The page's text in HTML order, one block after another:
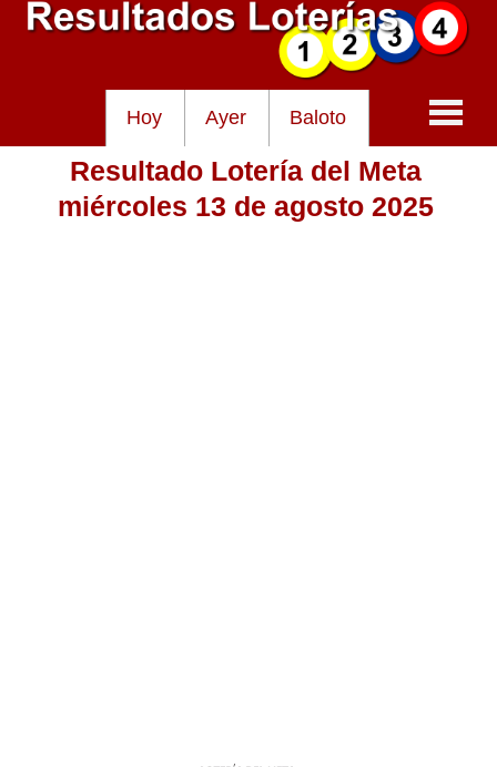
Hoy Ayer Baloto
Baloto
Resultado Lotería del Meta
miércoles 13 de agosto 2025